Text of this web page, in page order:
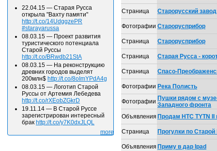
Страница Старорусский
Фотографии Старорусприбор
Страница Старорусприбор
Страница Старая Русса -
Страница Спасо-
Фотографии Река Полисть
Фотографии Пушки рядом с
Западного фронта
Объявления Продам HTC TYTN
Страница Прогулки по Старой
Объявления Приму в дар Ipad
22.04.15 — Старая Русса
открыла "Вахту памяти"
http://t.co/14UdggzePR
#starayarussa
08.03.15 — Проект развития
туристического потенциала
Старой Руссы
http://t.co/BRwdb21StA
08.03.15 — На реконструкцию
древних городов выделят
200млн$ http://t.co/8oImYPdA4g
08.03.15 — Логотип Старой
Руссы от Артемия Лебедева
http://t.co/rXEobZGkrD
19.11.14 — В Старой Руссе
зарегистрирован интересный
брак http://t.co/y7K0dxJLQL
more